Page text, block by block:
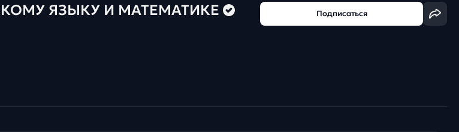
ЯЗЫКУ И МАТЕМАТИКЕ